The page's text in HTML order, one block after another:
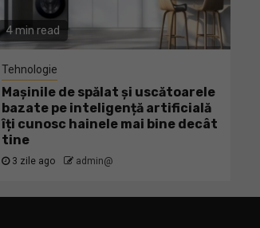
4 min read
Tehnologie
Mașinile de spălat și uscătoarele
bazate pe inteligență artificială
îți cunosc hainele mai bine decât
tine
3 zile ago admin@